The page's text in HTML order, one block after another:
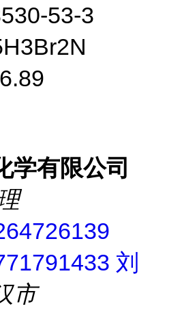
53-3
学有限公司
刘
市